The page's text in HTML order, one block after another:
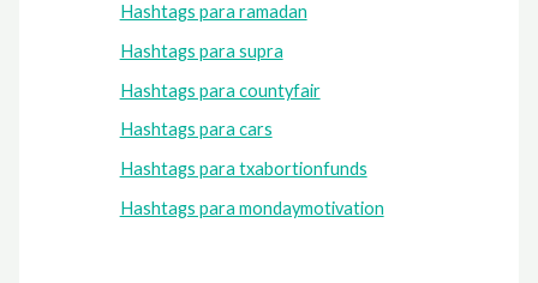
Hashtags para ramadan
Hashtags para supra
Hashtags para countyfair
Hashtags para cars
Hashtags para txabortionfunds
Hashtags para mondaymotivation